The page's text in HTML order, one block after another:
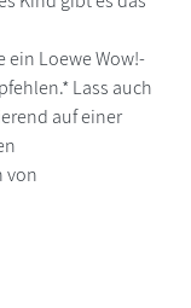
ein Loewe Wow!-
Lass auch
auf einer
von